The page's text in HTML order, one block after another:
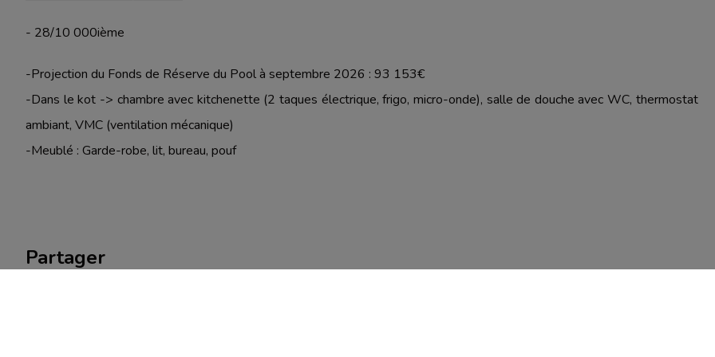
- 28/10 000ième
-Projection du Fonds de Réserve du Pool à septembre 2026 : 93 153€
-Dans le kot -> chambre avec kitchenette (2 taques électrique, frigo, micro-onde), salle de douche avec WC, thermostat
ambiant, VMC (ventilation mécanique)
-Meublé : Garde-robe, lit, bureau, pouf
Partager